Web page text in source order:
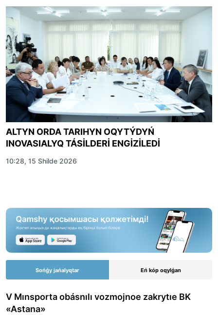
ALTYN ORDA TARIHYN OQYTÝDYŃ
INOVASIALYQ TÁSİLDERİ ENGİZİLEDİ
10:28, 15 Shilde 2026
Sońǵy jańalyqtar Eń kóp oqylǵan
V Mınsporta obásnılı vozmojnoe zakrytıe BK
«Astana»